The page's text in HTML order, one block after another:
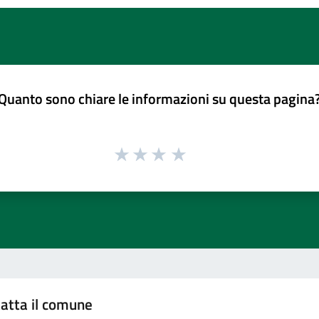
sono chiare le informazioni su questa
il comune